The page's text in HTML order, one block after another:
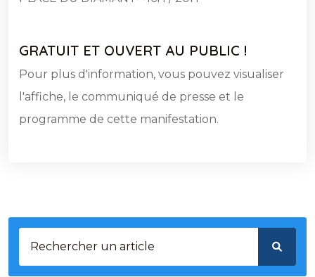
GRATUIT ET OUVERT AU PUBLIC !
Pour plus d'information, vous pouvez visualiser
l'affiche, le communiqué de presse et le
programme de cette manifestation.